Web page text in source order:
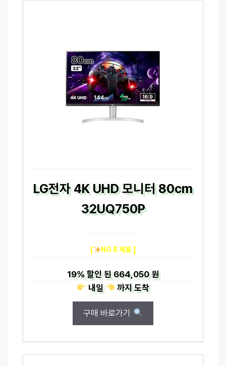
LG전자 4K UHD 모니터 80cm
32UQ750P
[ NO.8 제품 ]
19%할인 된664,050 원
내일
까지도착
구매 바로가기